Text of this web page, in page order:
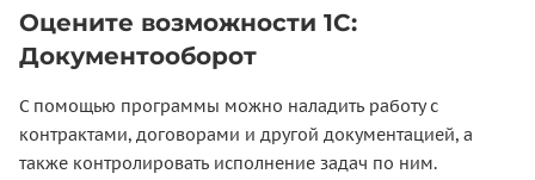
Оцените возможности 1С:
Документооборот
С помощью программы можно наладить работу с
контрактами, договорами и другой документацией, а
также контролировать исполнение задач по ним.